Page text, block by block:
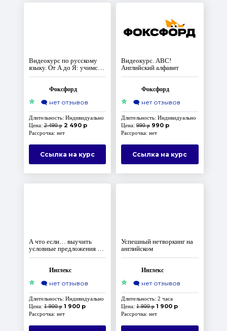
Видеокурс по русскому
языку. От А до Я: учимся
писать правильно
Фоксфорд
⭐ 🗨️ нет отзывов
Длительность: Индивидуально
Цена:2 490 р 2 490 р
Рассрочка: нет
Ссылка на курс
Видеокурс. ABC!
Английский алфавит
Фоксфорд
⭐ 🗨️ нет отзывов
Длительность: Индивидуально
Цена: 990 р 990 р
Рассрочка: нет
Ссылка на курс
А что если… выучить
условные предложения за
3 занятия?
Инглекс
⭐ 🗨️ нет отзывов
Длительность: Индивидуально
Цена:1 900 р 1 900 р
Рассрочка: нет
Успешный нетворкинг на
английском
Инглекс
⭐ 🗨️ нет отзывов
Длительность: 2 часа
Цена: 1 900 р 1 900 р
Рассрочка: нет